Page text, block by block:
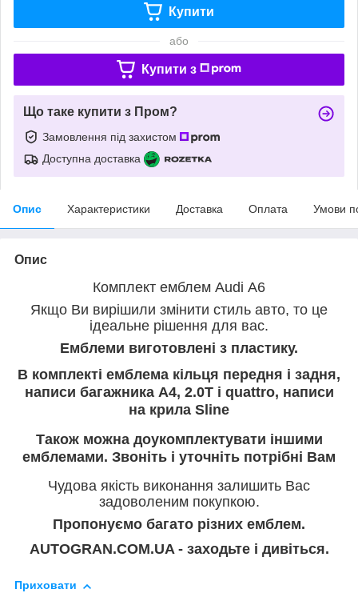
Купити
або
Купити з
Що таке купити з Пром?
Замовлення під захистом
Доступна доставка
Опис Характеристики Доставка Оплата Умови
Опис
Комплект емблем Audi A6
Якщо Ви вирішили змінити стиль авто, то це
ідеальне рішення для вас.
Емблеми виготовлені з пластику.
В комплекті емблема кільця передня і задня,
написи багажника A4, 2.0T i quattro, написи
на крила Sline
Також можна доукомплектувати іншими
емблемами. Звоніть і уточніть потрібні Вам
Чудова якість виконання залишить Вас
задоволеним покупкою.
Пропонуємо багато різних емблем.
AUTOGRAN.COM.UA - заходьте і дивіться.
Приховати